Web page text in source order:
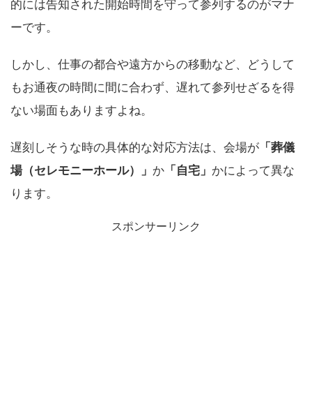
的には告知された開始時間を守って参列するのがマナ
ーです。
しかし、仕事の都合や遠方からの移動など、どうして
もお通夜の時間に間に合わず、遅れて参列せざるを得
ない場面もありますよね。
遅刻しそうな時の具体的な対応方法は、会場が 「葬儀
場（セレモニーホール）」 か 「自宅」 かによって異な
ります。
スポンサーリンク